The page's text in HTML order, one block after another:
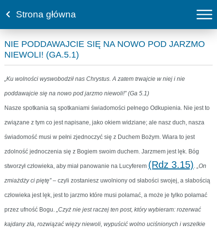
Strona główna
NIE PODDAWAJCIE SIĘ NA NOWO POD JARZMO
NIEWOLI! (GA.5.1)
„Ku wolności wyswobodził nas Chrystus. A zatem trwajcie w niej i nie
poddawajcie się na nowo pod jarzmo niewoli!” (Ga 5.1)
Nasze spotkania są spotkaniami świadomości pełnego Odkupienia. Nie jest to
związane z tym co jest napisane, jako okiem widziane; ale nasz duch, nasza
świadomość musi w pełni zjednoczyć się z Duchem Bożym. Wiara to jest
zdolność jednoczenia się z Bogiem swoim duchem. Jarzmem jest lęk. Bóg
stworzył człowieka, aby miał panowanie na Lucyferem (Rdz 3.15) „On
zmiażdży ci piętę”– czyli zostaniesz uwolniony od słabości swojej, a słabością
człowieka jest lęk, jest to jarzmo które musi połamać, a może je tylko połamać
przez ufność Bogu. „Czyż nie jest raczej ten post, który wybieram: rozerwać
kajdany zła, rozwiązać więzy niewoli, wypuścić wolno uciśnionych i wszelkie